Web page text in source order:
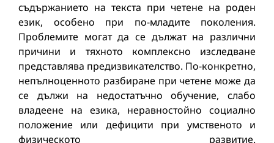
съдържанието на текста при четене на роден
език, особено при по-младите поколения.
Проблемите могат да се дължат на различни
причини и тяхното комплексно изследване
представлява предизвикателство. По-конкретно,
непълноценното разбиране при четене може да
се дължи на недостатъчно обучение, слабо
владеене на езика, неравностойно социално
положение или дефицити при умственото и
физическото развитие.